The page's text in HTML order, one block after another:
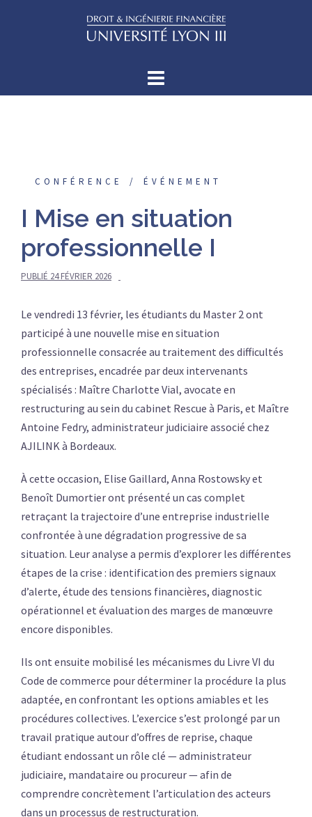
CONFÉRENCE ÉVÉNEMENT
I Mise en situation
professionnelle I
PUBLIÉ 24 FÉVRIER 2026
Le vendredi 13 février, les étudiants du Master 2 ont
participé à une nouvelle mise en situation
professionnelle consacrée au traitement des difficultés
des entreprises, encadrée par deux intervenants
spécialisés : Maître Charlotte Vial, avocate en
restructuring au sein du cabinet Rescue à Paris, et Maître
Antoine Fedry, administrateur judiciaire associé chez
AJILINK à Bordeaux.
À cette occasion, Elise Gaillard, Anna Rostowsky et
Benoît Dumortier ont présenté un cas complet
retraçant la trajectoire d’une entreprise industrielle
confrontée à une dégradation progressive de sa
situation. Leur analyse a permis d’explorer les différentes
étapes de la crise : identification des premiers signaux
d’alerte, étude des tensions financières, diagnostic
opérationnel et évaluation des marges de manœuvre
encore disponibles.
Ils ont ensuite mobilisé les mécanismes du Livre VI du
Code de commerce pour déterminer la procédure la plus
adaptée, en confrontant les options amiables et les
procédures collectives. L’exercice s’est prolongé par un
travail pratique autour d’offres de reprise, chaque
étudiant endossant un rôle clé — administrateur
judiciaire, mandataire ou procureur — afin de
comprendre concrètement l’articulation des acteurs
dans un processus de restructuration.